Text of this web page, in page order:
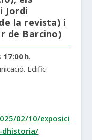
i Jordi
la revista) i
de Barcino)
17:00 h.
Edifici
02/10/exposici
dhistoria/